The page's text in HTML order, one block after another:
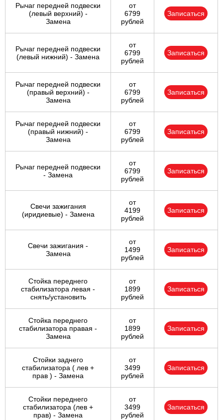
Рычаг передней подвески
(левый верхний) -
Замена
от
6799
рублей
Записаться
Рычаг передней подвески
(левый нижний) - Замена
от
6799
рублей
Записаться
Рычаг передней подвески
(правый верхний) -
Замена
от
6799
рублей
Записаться
Рычаг передней подвески
(правый нижний) -
Замена
от
6799
рублей
Записаться
Рычаг передней подвески
- Замена
от
6799
рублей
Записаться
Свечи зажигания
(иридиевые) - Замена
от
4199
рублей
Записаться
Свечи зажигания -
Замена
от
1499
рублей
Записаться
Стойка переднего
стабилизатора левая -
снять/установить
от
1899
рублей
Записаться
Стойка переднего
стабилизатора правая -
Замена
от
1899
рублей
Записаться
Стойки заднего
стабилизатора ( лев +
прав ) - Замена
от
3499
рублей
Записаться
Стойки переднего
стабилизатора (лев +
прав) - Замена
от
3499
рублей
Записаться